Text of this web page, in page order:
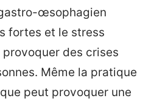
œsophagien
fortes et le stress
des crises
Même la pratique
peut provoquer une